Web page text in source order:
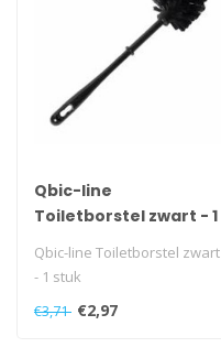
Qbic-line
Toiletborstel zwart - 1
Qbic-line Toiletborstel zwart
- 1 stuk
€3,71 €2,97